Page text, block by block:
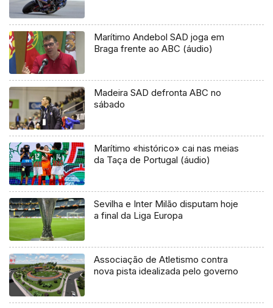
Marítimo Andebol SAD joga em
Braga frente ao ABC (áudio)
Madeira SAD defronta ABC no
sábado
Marítimo «histórico» cai nas meias
da Taça de Portugal (áudio)
Sevilha e Inter Milão disputam hoje
a final da Liga Europa
Associação de Atletismo contra
nova pista idealizada pelo governo